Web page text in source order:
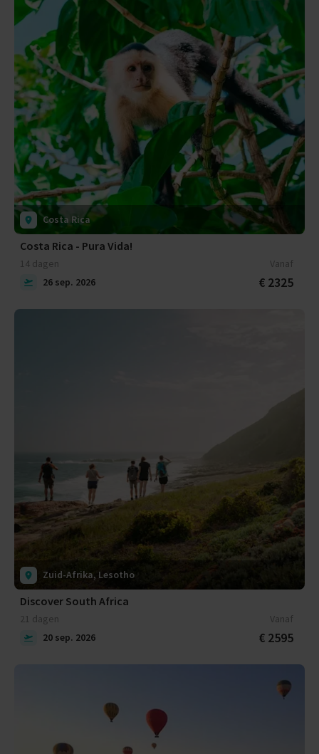
Costa Rica
Costa Rica - Pura Vida!
14 dagen
Vanaf
26 sep. 2026
€ 2325
Zuid-Afrika, Lesotho
Discover South Africa
21 dagen
Vanaf
20 sep. 2026
€ 2595